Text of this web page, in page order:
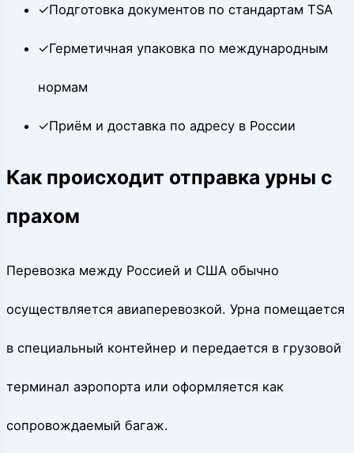
✓Подготовка документов по стандартам TSA
✓Герметичная упаковка по международным
нормам
✓Приём и доставка по адресу в России
Как происходит отправка урны с
прахом
Перевозка между Россией и США обычно
осуществляется авиаперевозкой. Урна помещается
в специальный контейнер и передается в грузовой
терминал аэропорта или оформляется как
сопровождаемый багаж.